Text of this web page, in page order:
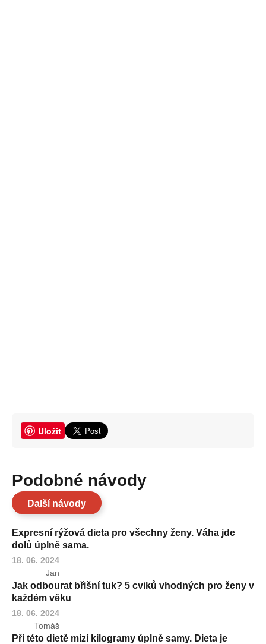
Uložit
Podobné návody
Další návody
Expresní rýžová dieta pro všechny ženy. Váha jde
dolů úplně sama.
18. 06. 2024
Jan
Jak odbourat břišní tuk? 5 cviků vhodných pro ženy v
každém věku
18. 06. 2024
Tomáš
Při této dietě mizí kilogramy úplně samy. Dieta je